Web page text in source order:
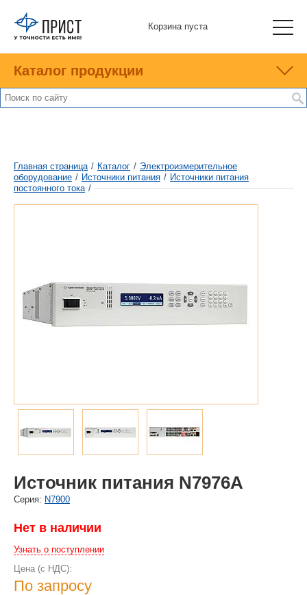
Корзина пуста
Каталог продукции
Главная страница / Каталог / Электроизмерительное
оборудование / Источники питания / Источники питания
постоянного тока /
Источник питания N7976A
Cерия: N7900
Нет в наличии
Узнать о поступлении
Цена (с НДС):
По запросу